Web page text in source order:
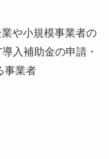
や小規模事業者の
入補助金の申請・
事業者